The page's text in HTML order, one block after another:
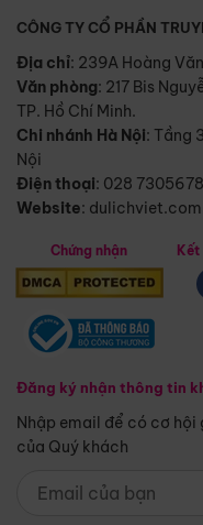
CÔNG TY CỔ PHẦN
Địa chỉ: 239A Hoàng
Văn phòng: 217 Bis
TP. Hồ Chí Minh.
Chi nhánh Hà Nội: Tầng
Nội
Điện thoại: 028
Website:
Chứng nhận
Đăng ký nhận thông tin
Nhập email để có cơ
của Quý khách